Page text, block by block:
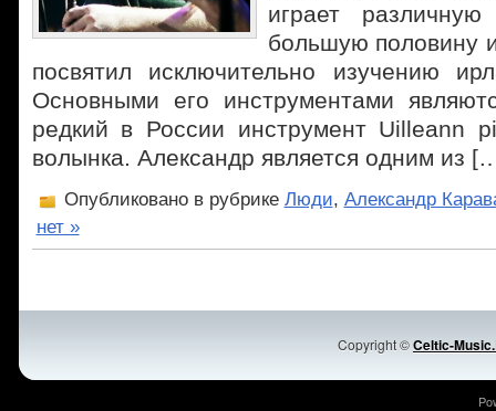
играет
большую половину
посвятил исключительно изучению
Основными его инструментами
редкий в России инструмент Uilleann
волынка. Александр является одним из
Опубликовано в рубрике Люди, Александр
нет »
Copyright ©Celtic-